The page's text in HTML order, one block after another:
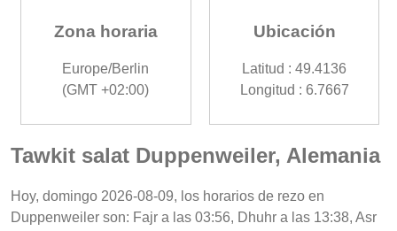
Zona horaria
Europe/Berlin
(GMT +02:00)
Ubicación
Latitud : 49.4136
Longitud : 6.7667
Tawkit salat Duppenweiler, Alemania
Hoy, domingo 2026-08-09, los horarios de rezo en
Duppenweiler son: Fajr a las 03:56, Dhuhr a las 13:38, Asr